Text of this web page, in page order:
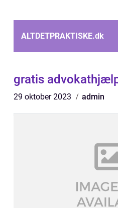
ALTDETPRAKTISKE.dk
gratis
29 oktober 2023 admin